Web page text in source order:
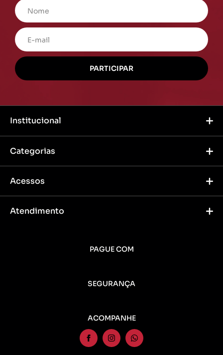
Institucional
Categorias
Acessos
Atendimento
PAGUE COM
SEGURANÇA
ACOMPANHE